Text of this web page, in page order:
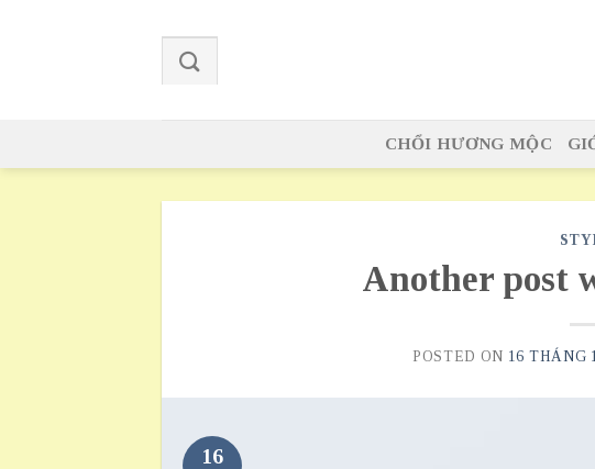
CHỔI HƯƠNG MỘC
Another post
POSTED ON 16 THÁNG
16